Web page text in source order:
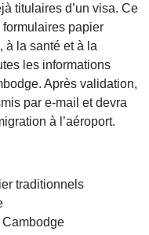
titulaires d’un visa. Ce
papier
à la santé et à la
les informations
Après validation,
par e-mail et devra
à l’aéroport.
traditionnels
Cambodge